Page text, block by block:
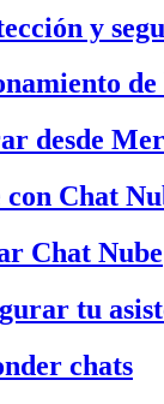
y
desde
con Chat
Chat Nube
tu
chats